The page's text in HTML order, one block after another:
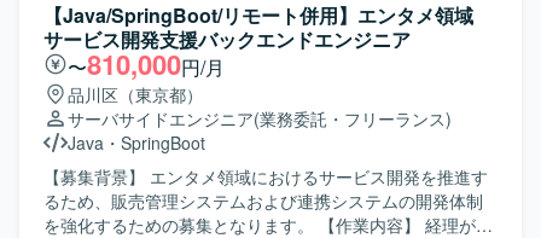
【Java/SpringBoot/リモート併用】エンタメ領域
サービス開発支援バックエンドエンジニア
〜810,000円/月
品川区（東京都）
サーバサイドエンジニア(業務委託・フリーランス)
Java ・ SpringBoot
【募集背景】 エンタメ領域におけるサービス開発を推進す
るため、販売管理システムおよび連携システムの開発体制
を強化するための募集となります。 【作業内容】 経理が経